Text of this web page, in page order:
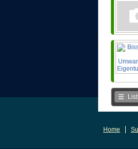
List
Home